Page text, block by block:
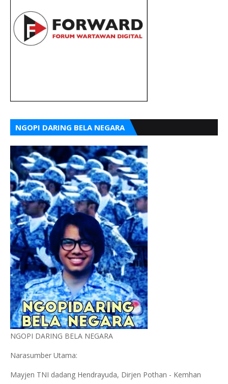
NGOPI DARING BELA NEGARA
NGOPI DARING BELA NEGARA
Narasumber Utama:
Mayjen TNI dadang Hendrayuda, Dirjen Pothan - Kemhan